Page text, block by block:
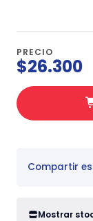
PRECIO
$26.300
Compartir
Mostrar